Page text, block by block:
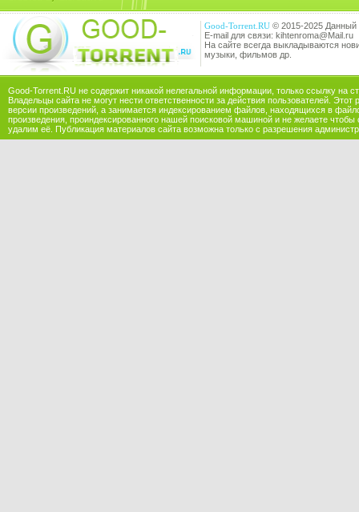
Good-Torrent.RU © 2015-2025 Данный
E-mail для связи: kihtenroma@Mail.ru
На сайте всегда выкладываются
музыки, фильмов др.
Good-Torrent.RU не содержит никакой нелегальной информации, только ссылку на
Владельцы сайта не могут нести ответственности за действия пользователей.
версии произведений, а занимается индексированием файлов, находящихся в
произведения, проиндексированного нашей поисковой машиной и не желаете
удалим её. Публикация материалов сайта возможна только с разрешения